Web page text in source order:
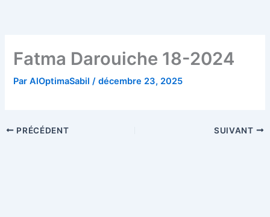
Fatma Darouiche 18-2024
ParAlOptimaSabil/décembre 23, 2025
PRÉCÉDENT SUIVANT